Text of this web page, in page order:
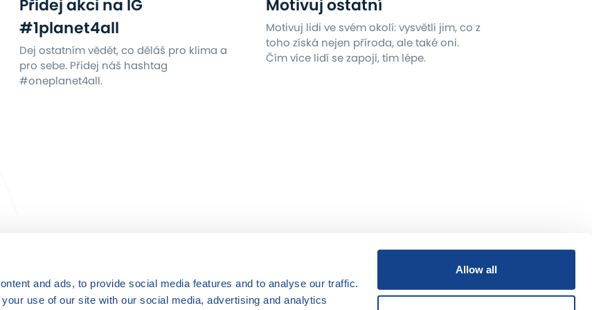
and ads, to provide social media features and to analyse our traffic.
use of our site with our social media, advertising and analytics
Allow all
Přidej akci na IG
#1planet4all
Dej ostatním vědět, co děláš pro klima a
pro sebe. Přidej náš hashtag
#oneplanet4all.
Motivuj ostatní
Motivuj lidi ve svém okolí: vysvětli jim, co z
toho získá nejen příroda, ale také oni.
Čím více lidí se zapojí, tím lépe.
www.clovekvtisni.cz